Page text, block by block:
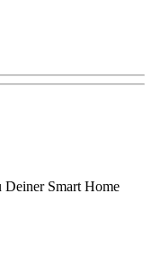
Deiner Smart Home